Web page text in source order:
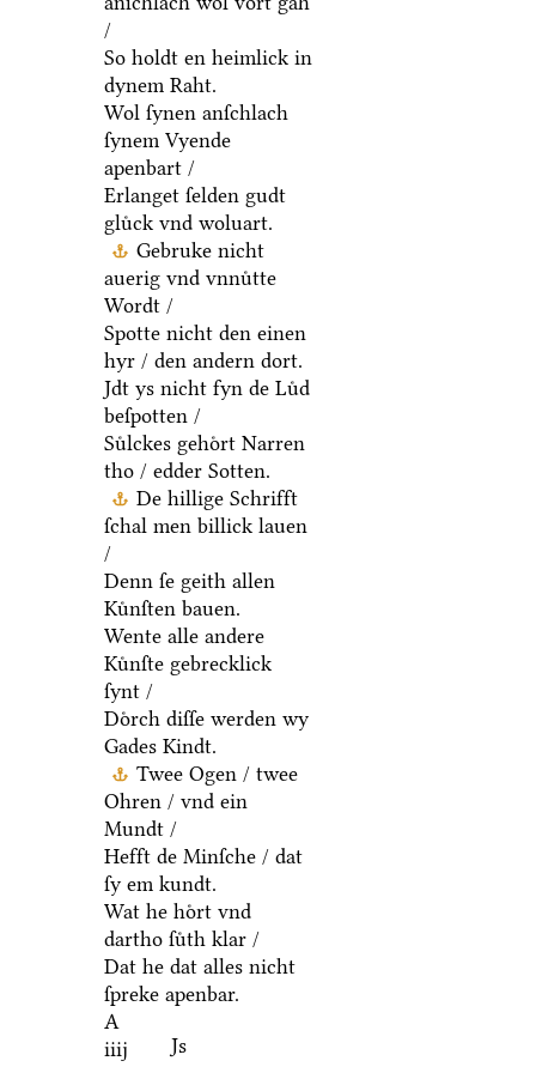
/
So holdt en heimlick in
dynem Raht.
Wol ſynen anſchlach
ſynem Vyende
apenbart /
Erlanget ſelden gudt
gluͤck vnd woluart.
Gebruke nicht
auerig vnd vnnuͤtte
Wordt /
Spotte nicht den einen
hyr / den andern dort.
Jdt ys nicht fyn de Luͤd
beſpotten /
Suͤlckes gehoͤrt Narren
tho / edder Sotten.
De hillige Schrifft
ſchal men billick lauen
/
Denn ſe geith allen
Kuͤnſten bauen.
Wente alle andere
Kuͤnſte gebrecklick
ſynt /
Doͤrch diſſe werden wy
Gades Kindt.
Twee Ogen / twee
Ohren / vnd ein
Mundt /
Hefft de Minſche / dat
ſy em kundt.
Wat he hoͤrt vnd
dartho ſuͤth klar /
Dat he dat alles nicht
ſpreke apenbar.
A
iiij
Js